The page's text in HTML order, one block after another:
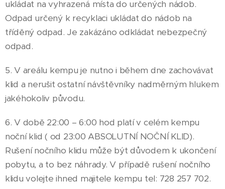
ukládat na vyhrazená místa do určených nádob.
Odpad určený k recyklaci ukládat do nádob na
tříděný odpad. Je zakázáno odkládat nebezpečný
odpad.
5. V areálu kempu je nutno i během dne zachovávat
klid a nerušit ostatní návštěvníky nadměrným hlukem
jakéhokoliv původu.
6. V době 22:00 – 6:00 hod platí v celém kempu
noční klid ( od 23:00 ABSOLUTNÍ NOČNÍ KLID).
Rušení nočního klidu může být důvodem k ukončení
pobytu, a to bez náhrady. V případě rušení nočního
klidu volejte ihned majitele kempu tel: 728 257 702.